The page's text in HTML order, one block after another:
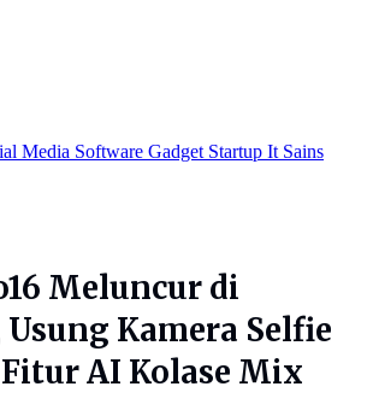
Media Software Gadget Startup It Sains
Meluncur di
Kamera Selfie
AI Kolase Mix